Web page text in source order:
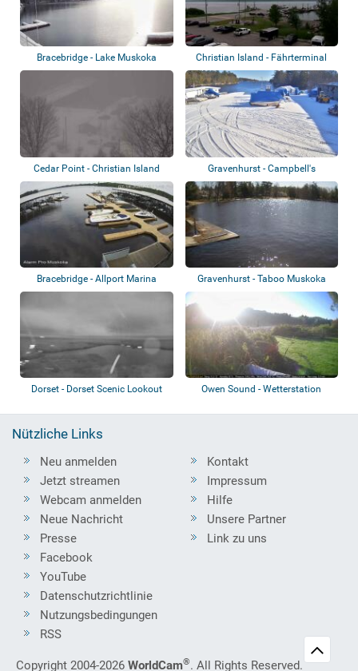
Bracebridge - Lake Muskoka Christian Island - Fährterminal
Cedar Point - Christian Island
Ferry
Gravenhurst - Campbell's
Landing Marina
Bracebridge - Allport Marina
Gravenhurst - Taboo Muskoka
Resort & Gol...
Dorset - Dorset Scenic Lookout
Owen Sound - Wetterstation
Nützliche Links
Neu anmelden
Jetzt streamen
Webcam anmelden
Neue Nachricht
Presse
Kontakt
Impressum
Hilfe
Unsere Partner
Link zu uns
Facebook
YouTube
Datenschutzrichtlinie
Nutzungsbedingungen
RSS
Copyright 2004-2026 WorldCam®. All Rights Reserved.